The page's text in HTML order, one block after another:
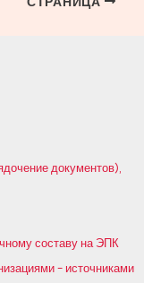
документов),
составу на ЭПК
– источниками